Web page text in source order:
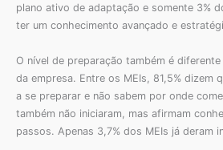
plano ativo de adaptação e somente 3%
ter um conhecimento avançado e
O nível de preparação também é
da empresa. Entre os MEIs, 81,5% dizem
a se preparar e não sabem por onde
também não iniciaram, mas afirmam
passos. Apenas 3,7% dos MEIs já deram